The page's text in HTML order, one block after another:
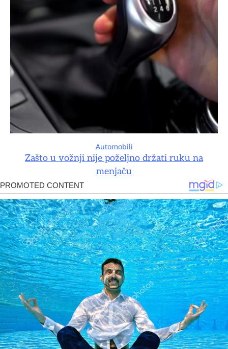
Automobili
Zašto u vožnji nije poželjno držati ruku na
menjaču